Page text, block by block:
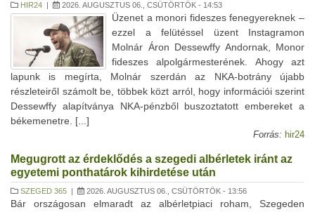
HIR24 | 2026. AUGUSZTUS 06., CSÜTÖRTÖK - 14:53
Üzenet a monori fideszes fenegyereknek –
ezzel a felütéssel üzent Instagramon
Molnár Áron Dessewffy Andornak, Monor
fideszes alpolgármesterének. Ahogy azt
lapunk is megírta, Molnár szerdán az NKA-botrány újabb
részleteiről számolt be, többek közt arról, hogy információi szerint
Dessewffy alapítványa NKA-pénzből buszoztatott embereket a
békemenetre. [...]
Forrás: hir24
Megugrott az érdeklődés a szegedi albérletek iránt az
egyetemi ponthatárok kihirdetése után
SZEGED 365 | 2026. AUGUSZTUS 06., CSÜTÖRTÖK - 13:56
Bár országosan elmaradt az albérletpiaci roham, Szegeden